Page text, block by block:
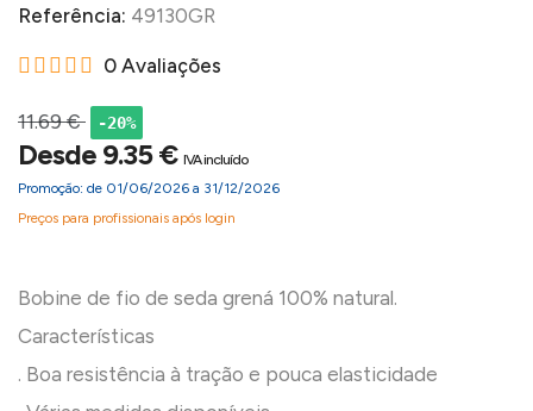
Referência: 49130GR
0 Avaliações
11.69 € -20%
Desde 9.35 € IVA incluído
Promoção: de 01/06/2026 a 31/12/2026
Preços para profissionais após login
Bobine de fio de seda grená 100% natural.
Características
. Boa resistência à tração e pouca elasticidade